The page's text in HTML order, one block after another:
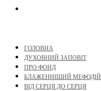
ГОЛОВНА
ДУХОВНИЙ ЗАПОВІТ
ПРО ФОНД
БЛАЖЕННІШИЙ МЕФОДІЙ
ВІД СЕРЦЯ ДО СЕРЦЯ